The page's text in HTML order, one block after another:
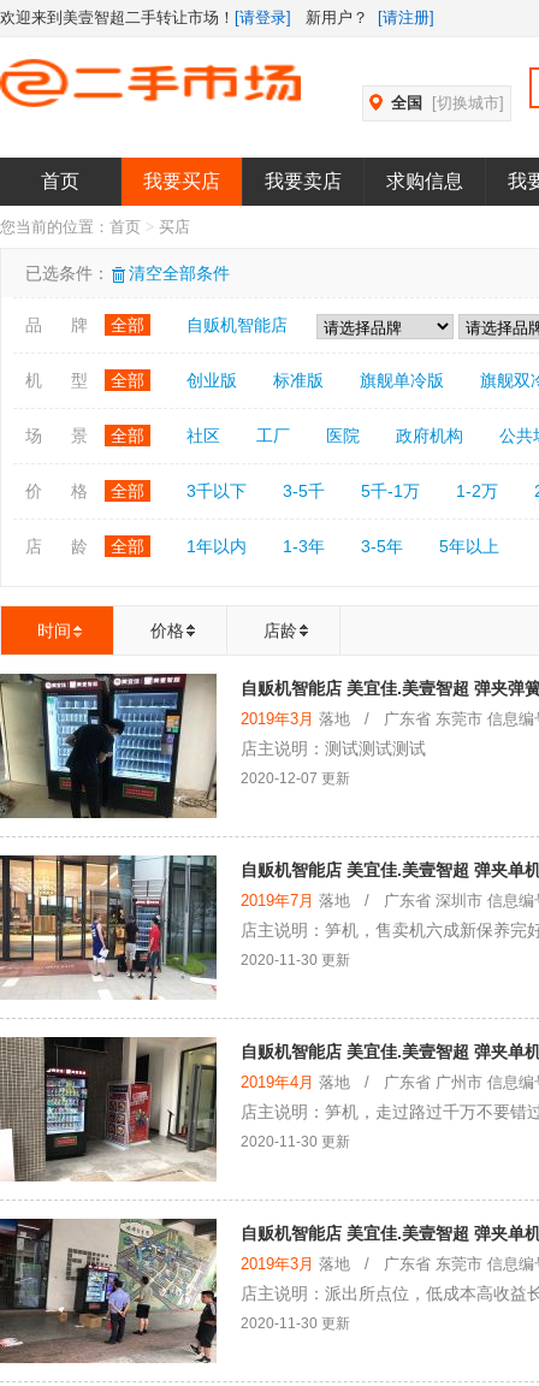
欢迎来到美壹智超二手转让市场！ [请登录] 新用户？ [请注册]
全国 [切换城市]
首页 我要买店 我要卖店 求购信息 我
您当前的位置： 首页 > 买店
已选条件： 清空全部条件
品 牌 全部 自贩机智能店
机 型 全部 创业版 标准版 旗舰单冷版 旗舰双
场 景 全部 社区 工厂 医院 政府机构 公共
价 格 全部 3千以下 3-5千 5千-1万 1-2万
店 龄 全部 1年以内 1-3年 3-5年 5年以上
时间 价格 店龄
自贩机智能店 美宜佳.美壹智超 弹夹弹
2019年3月 落地 / 广东省 东莞市 信息编
店主说明：测试测试测试
2020-12-07 更新
自贩机智能店 美宜佳.美壹智超 弹夹单
2019年7月 落地 / 广东省 深圳市 信息编
店主说明：笋机，售卖机六成新保养完
2020-11-30 更新
自贩机智能店 美宜佳.美壹智超 弹夹单
2019年4月 落地 / 广东省 广州市 信息编
店主说明：笋机，走过路过千万不要错
2020-11-30 更新
自贩机智能店 美宜佳.美壹智超 弹夹单
2019年3月 落地 / 广东省 东莞市 信息编
店主说明：派出所点位，低成本高收益
2020-11-30 更新